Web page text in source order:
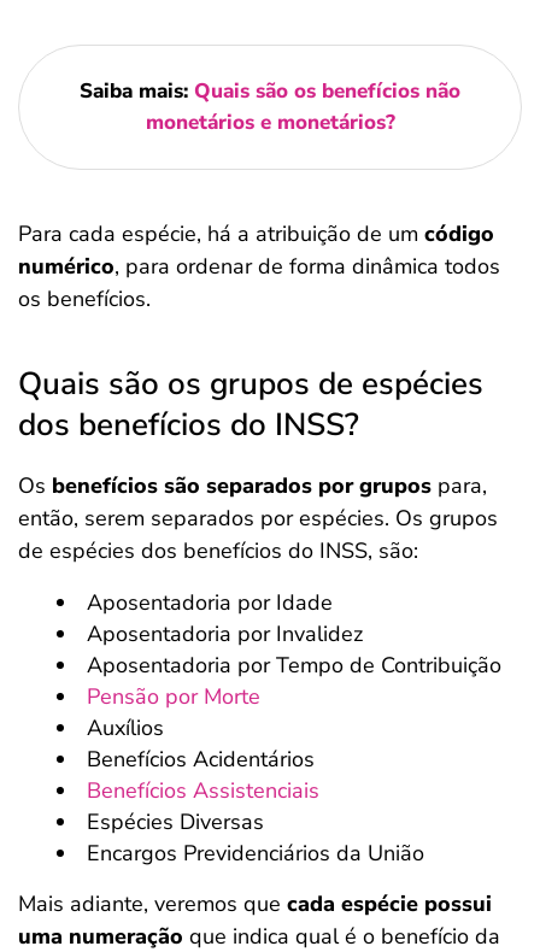
Saiba mais: Quais são os benefícios não
monetários e monetários?
Para cada espécie, há a atribuição de um código
numérico, para ordenar de forma dinâmica todos
os benefícios.
Quais são os grupos de espécies
dos benefícios do INSS?
Os benefícios são separados por grupos para,
então, serem separados por espécies. Os grupos
de espécies dos benefícios do INSS, são:
Aposentadoria por Idade
Aposentadoria por Invalidez
Aposentadoria por Tempo de Contribuição
Pensão por Morte
Auxílios
Benefícios Acidentários
Benefícios Assistenciais
Espécies Diversas
Encargos Previdenciários da União
Mais adiante, veremos que cada espécie possui
uma numeração que indica qual é o benefício da